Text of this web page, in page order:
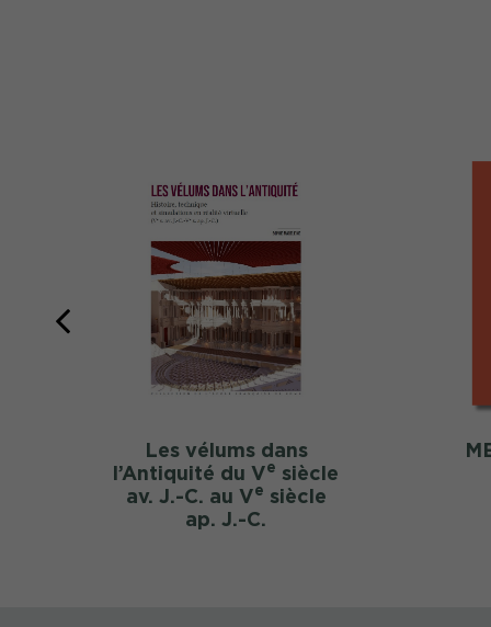
Les vélums dans
l’Antiquité du Ve siècle
av. J.-C. au Ve siècle
ap. J.-C.